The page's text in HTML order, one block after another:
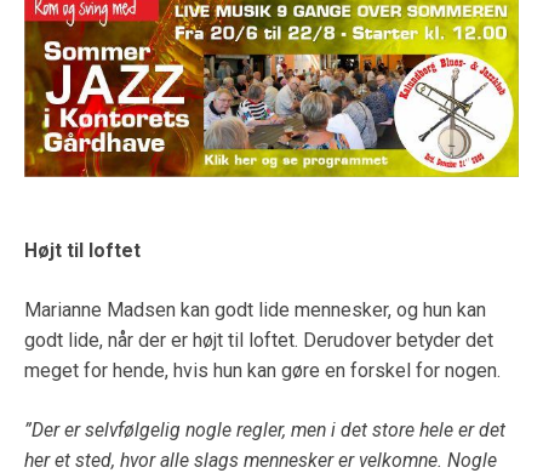
Højt til loftet
Marianne Madsen kan godt lide mennesker, og hun kan
godt lide, når der er højt til loftet. Derudover betyder det
meget for hende, hvis hun kan gøre en forskel for nogen.
”Der er selvfølgelig nogle regler, men i det store hele er det
her et sted, hvor alle slags mennesker er velkomne. Nogle